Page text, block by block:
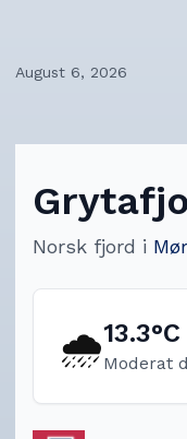
August 6, 2026
Norsk fjord i
🌧️13.3°C
Moderat